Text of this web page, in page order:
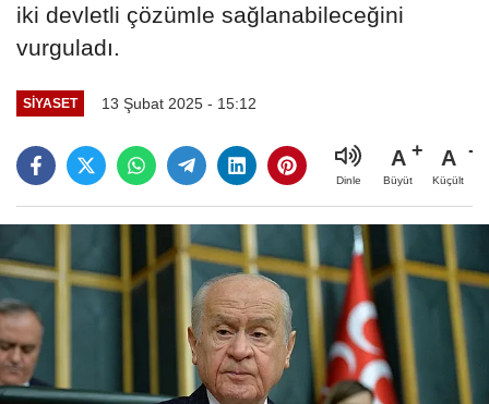
iki devletli çözümle sağlanabileceğini
vurguladı.
SIYASET 13 Şubat 2025 - 15:12
Dinle
A
Büyüt
A
Küçült